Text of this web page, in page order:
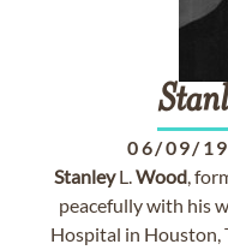
06/09/
StanleyL.Wood,
peacefully with his
Hospital in Houston,